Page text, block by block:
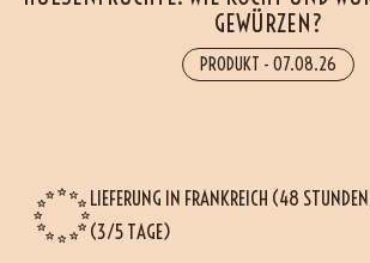
GEWÜRZEN?
PRODUKT - 07.08.26
LIEFERUNG IN FRANKREICH (48
(3/5 TAGE)